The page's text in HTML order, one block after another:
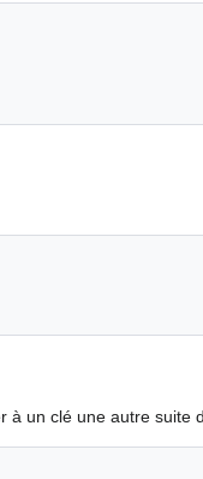
un clé une autre suite